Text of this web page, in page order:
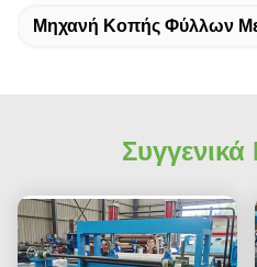
Μηχανή Κοπής Φύλλων